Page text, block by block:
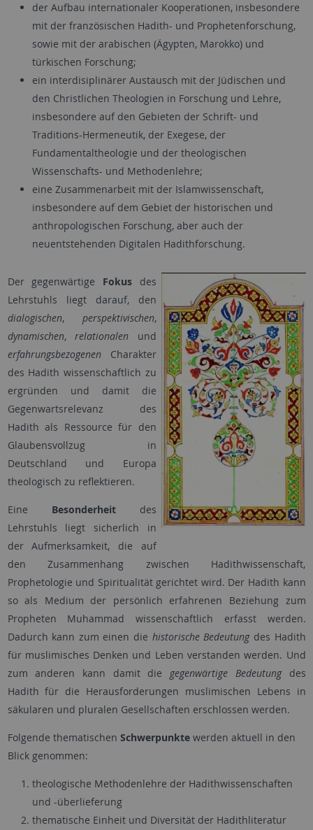
der Aufbau internationaler Kooperationen, insbesondere
mit der französischen Hadith- und Prophetenforschung,
sowie mit der arabischen (Ägypten, Marokko) und
türkischen Forschung;
ein interdisiplinärer Austausch mit der Jüdischen und
den Christlichen Theologien in Forschung und Lehre,
insbesondere auf den Gebieten der Schrift- und
Traditions-Hermeneutik, der Exegese, der
Fundamentaltheologie und der theologischen
Wissenschafts- und Methodenlehre;
eine Zusammenarbeit mit der Islamwissenschaft,
insbesondere auf dem Gebiet der historischen und
anthropologischen Forschung, aber auch der
neuentstehenden Digitalen Hadithforschung.
Der gegenwärtige Fokus des
Lehrstuhls liegt darauf, den
dialogischen, perspektivischen,
dynamischen,relationalen und
erfahrungsbezogenen Charakter
des Hadith wissenschaftlich zu
ergründen und damit die
Gegenwartsrelevanz des
Hadith als Ressource für den
Glaubensvollzug in
Deutschland und Europa
theologisch zu reflektieren.
Eine Besonderheit des
Lehrstuhls liegt sicherlich in
der Aufmerksamkeit, die auf
den Zusammenhang zwischen Hadithwissenschaft,
Prophetologie und Spiritualität gerichtet wird. Der Hadith kann
so als Medium der persönlich erfahrenen Beziehung zum
Propheten Muhammad wissenschaftlich erfasst werden.
Dadurch kann zum einen die historische Bedeutungdes Hadith
für muslimisches Denken und Leben verstanden werden. Und
zum anderen kann damit die gegenwärtige Bedeutungdes
Hadith für die Herausforderungen muslimischen Lebens in
säkularen und pluralen Gesellschaften erschlossen werden.
Folgende thematischen Schwerpunkte werden aktuell in den
Blick genommen:
theologische Methodenlehre der Hadithwissenschaften
und -überlieferung
thematische Einheit und Diversität der Hadithliteratur